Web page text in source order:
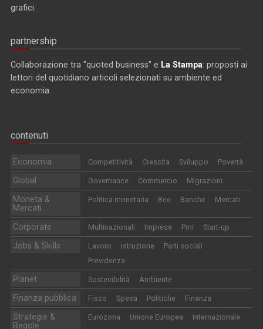
grafici.
partnership
Collaborazione tra "quoted business" e La Stampa: proposti ai
lettori del quotidiano articoli selezionati su ambiente ed
economia.
contenuti
Economia Competitività Crescita Sviluppo Povertà
Global Governance Commercio Migrazioni
Moneta &
Mercati
Politica monetaria Bce Banche Mercati
Corporate Multinazionali Imprese Pmi Start-up
Jobs & Skills Lavoro Istruzione
Parti sociali
Previdenza
Planet Sostenibilità Ambiente
Finanza pubblica Fisco Spesa Politiche Finanza
Strategie &
Regole
Eurozona Unione Europea Internazionale